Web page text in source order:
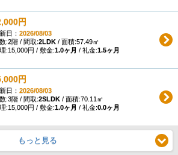
円
日： 2026/08/03
:2階 / 間取:2LDK/ 面積:57.49㎡
:15,000円 / 敷金:1.0ヶ月 / 礼金:1.5ヶ月
円
日： 2026/08/03
:3階 / 間取:2SLDK/ 面積:70.11㎡
:15,000円 / 敷金:1.0ヶ月 / 礼金:0.0ヶ月
もっと見る